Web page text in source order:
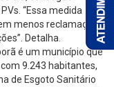
“Essa medida
menos reclamação
Detalha.
é um município que
9.243 habitantes,
de Esgoto Sanitário